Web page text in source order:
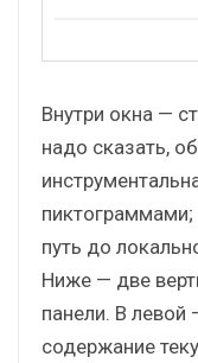
Внутри окна —
надо сказать,
путь до
Ниже — две
панели. В левой
содержание